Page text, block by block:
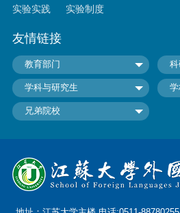
实验实践
实验制度
友情链接
教育部门
学科与研究生
兄弟院校